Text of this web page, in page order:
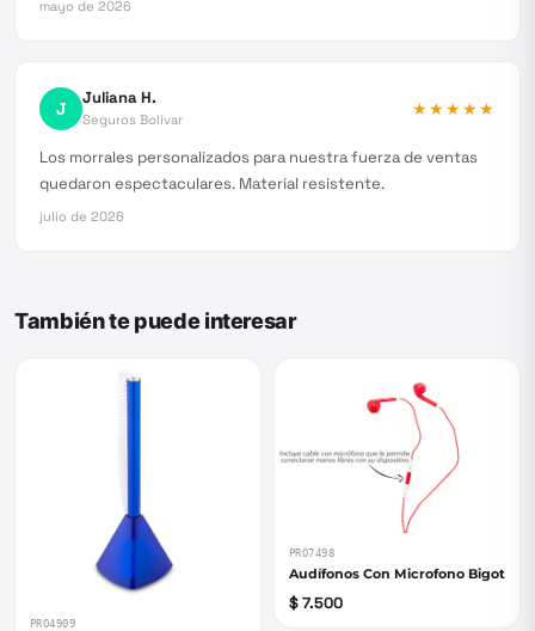
mayo de 2026
J Juliana H.
Seguros Bolívar
★★★★★
Los morrales personalizados para nuestra fuerza de ventas
quedaron espectaculares. Material resistente.
julio de 2026
También te puede interesar
PRO4909
PRO7498
Audífonos Con Microfono Bigot
$ 7.500